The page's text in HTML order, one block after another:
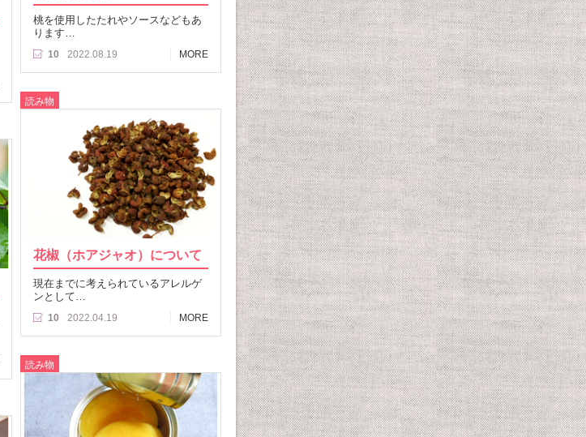
桃を使用したたれやソースなどもあ
ります…
10 2022.08.19 MORE
読み物
花椒（ホアジャオ）について
現在までに考えられているアレルゲ
ンとして…
10 2022.04.19 MORE
読み物